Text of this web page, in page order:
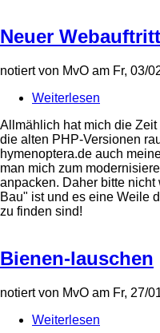
Neuer
notiert von MvO am Fr, 03/
Weiterlesen
Allmählich hat mich die
die alten PHP-Versionen
hymenoptera.de auch
man mich zum
anpacken. Daher bitte
Bau" ist und es eine Weile
zu finden sind!
Bienen-lauschen
notiert von MvO am Fr, 27/
Weiterlesen